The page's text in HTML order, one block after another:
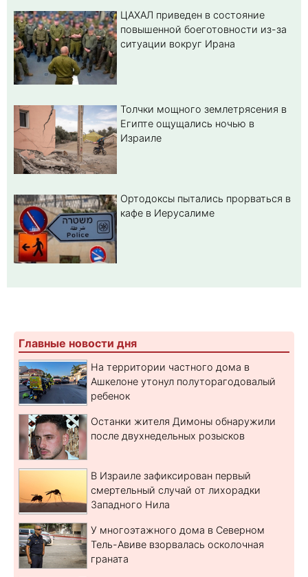
ЦАХАЛ приведен в состояние
повышенной боеготовности из-за
ситуации вокруг Ирана
Толчки мощного землетрясения в
Египте ощущались ночью в
Израиле
Ортодоксы пытались прорваться в
кафе в Иерусалиме
Главные новости дня
На территории частного дома в
Ашкелоне утонул полуторагодовалый
ребенок
Останки жителя Димоны обнаружили
после двухнедельных розысков
В Израиле зафиксирован первый
смертельный случай от лихорадки
Западного Нила
У многоэтажного дома в Северном
Тель-Авиве взорвалась осколочная
граната